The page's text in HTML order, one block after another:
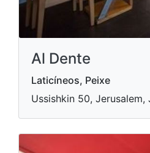
Al Dente
Laticíneos, Peixe
Ussishkin 50, Jerusalem,